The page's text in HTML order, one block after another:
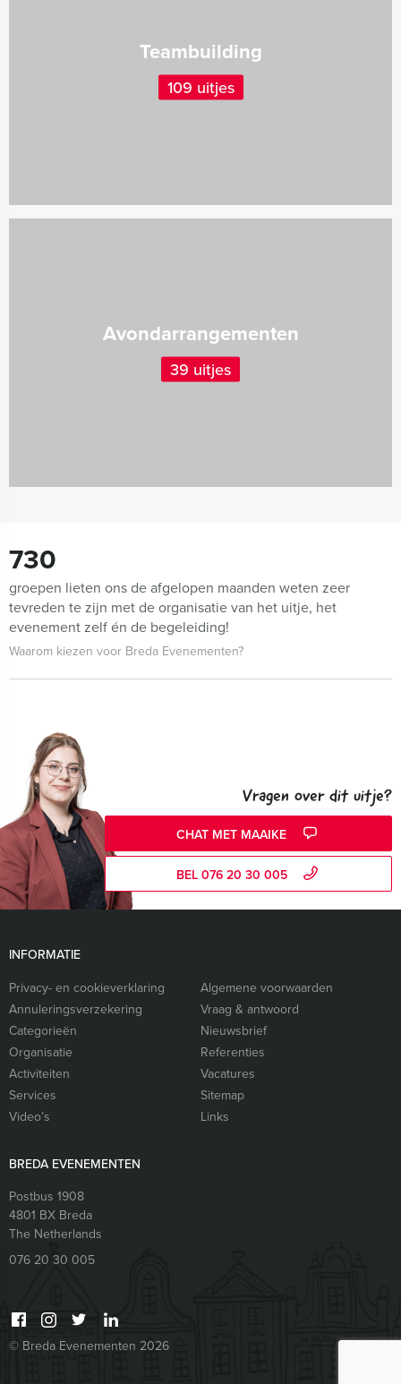
Teambuilding
109 uitjes
Avondarrangementen
39 uitjes
730
groepen lieten ons de afgelopen maanden weten zeer
tevreden te zijn met de organisatie van het uitje, het
evenement zelf én de begeleiding!
Waarom kiezen voor Breda Evenementen?
Vragen over dit uitje?
CHAT MET MAAIKE
BEL 076 20 30 005
INFORMATIE
Privacy- en cookieverklaring
Algemene voorwaarden
Annuleringsverzekering
Vraag & antwoord
Categorieën
Nieuwsbrief
Organisatie
Referenties
Activiteiten
Vacatures
Services
Sitemap
Video’s
Links
BREDA EVENEMENTEN
Postbus 1908
4801 BX Breda
The Netherlands
076 20 30 005
© Breda Evenementen 2026